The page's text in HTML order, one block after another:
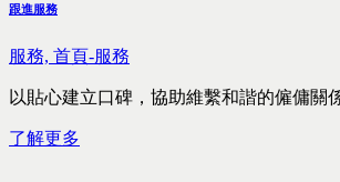
跟進服務
服務, 首頁-服務
以貼心建立口碑，協助維繫和諧的僱傭關係
了解更多